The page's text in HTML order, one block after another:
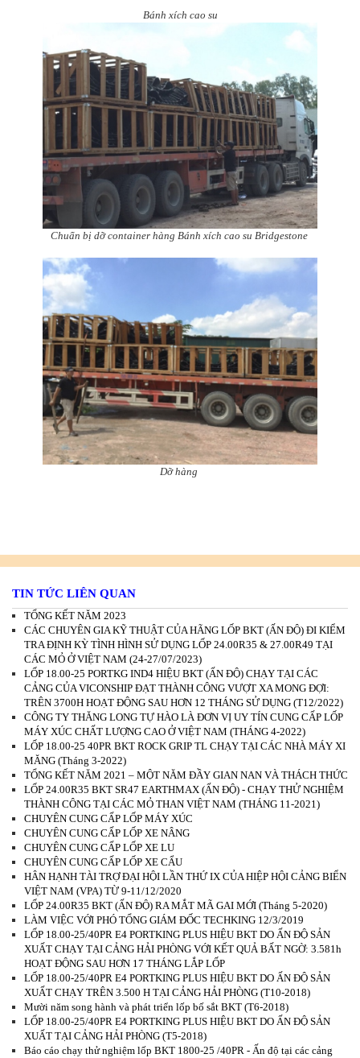
Bánh xích cao su
Chuẩn bị dỡ container hàng Bánh xích cao su Bridgestone
Dỡ hàng
TIN TỨC LIÊN QUAN
TỔNG KẾT NĂM 2023
CÁC CHUYÊN GIA KỸ THUẬT CỦA HÃNG LỐP BKT (ẤN ĐỘ) ĐI KIỂM
TRA ĐỊNH KỲ TÌNH HÌNH SỬ DỤNG LỐP 24.00R35 & 27.00R49 TẠI
CÁC MỎ Ở VIỆT NAM (24-27/07/2023)
LỐP 18.00-25 PORTKG IND4 HIỆU BKT (ẤN ĐỘ) CHẠY TẠI CÁC
CẢNG CỦA VICONSHIP ĐẠT THÀNH CÔNG VƯỢT XA MONG ĐỢI:
TRÊN 3700H HOẠT ĐỘNG SAU HƠN 12 THÁNG SỬ DỤNG (T12/2022)
CÔNG TY THĂNG LONG TỰ HÀO LÀ ĐƠN VỊ UY TÍN CUNG CẤP LỐP
MÁY XÚC CHẤT LƯỢNG CAO Ở VIỆT NAM (THÁNG 4-2022)
LỐP 18.00-25 40PR BKT ROCK GRIP TL CHẠY TẠI CÁC NHÀ MÁY XI
MĂNG (Tháng 3-2022)
TỔNG KẾT NĂM 2021 – MỘT NĂM ĐẦY GIAN NAN VÀ THÁCH THỨC
LỐP 24.00R35 BKT SR47 EARTHMAX (ẤN ĐỘ) - CHẠY THỬ NGHIỆM
THÀNH CÔNG TẠI CÁC MỎ THAN VIỆT NAM (THÁNG 11-2021)
CHUYÊN CUNG CẤP LỐP MÁY XÚC
CHUYÊN CUNG CẤP LỐP XE NÂNG
CHUYÊN CUNG CẤP LỐP XE LU
CHUYÊN CUNG CẤP LỐP XE CẨU
HÂN HẠNH TÀI TRỢ ĐẠI HỘI LẦN THỨ IX CỦA HIỆP HỘI CẢNG BIỂN
VIỆT NAM (VPA) TỪ 9-11/12/2020
LỐP 24.00R35 BKT (ẤN ĐỘ) RA MẮT MÃ GAI MỚI (Tháng 5-2020)
LÀM VIỆC VỚI PHÓ TỔNG GIÁM ĐỐC TECHKING 12/3/2019
LỐP 18.00-25/40PR E4 PORTKING PLUS HIỆU BKT DO ẤN ĐỘ SẢN
XUẤT CHẠY TẠI CẢNG HẢI PHÒNG VỚI KẾT QUẢ BẤT NGỜ: 3.581h
HOẠT ĐỘNG SAU HƠN 17 THÁNG LẮP LỐP
LỐP 18.00-25/40PR E4 PORTKING PLUS HIỆU BKT DO ẤN ĐỘ SẢN
XUẤT CHẠY TRÊN 3.500 H TẠI CẢNG HẢI PHÒNG (T10-2018)
Mười năm song hành và phát triển lốp bố sắt BKT (T6-2018)
LỐP 18.00-25/40PR E4 PORTKING PLUS HIỆU BKT DO ẤN ĐỘ SẢN
XUẤT TẠI CẢNG HẢI PHÒNG (T5-2018)
Báo cáo chạy thử nghiệm lốp BKT 1800-25 /40PR - Ấn độ tại các cảng